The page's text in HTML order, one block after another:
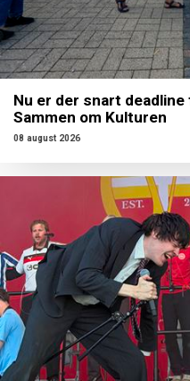
Nu er der snart
Sammen om Kulturen
08 august 2026